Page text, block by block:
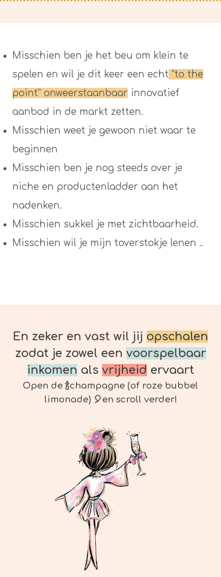
Misschien ben je het beu om klein te
spelen en wil je dit keer een echt “to the
point” onweerstaanbaar innovatief
aanbod in de markt zetten.
Misschien weet je gewoon niet waar te
beginnen
Misschien ben je nog steeds over je
niche en productenladder aan het
nadenken.
Misschien sukkel je met zichtbaarheid.
Misschien wil je mijn toverstokje lenen ..
En zeker en vast wil jij opschalen
zodat je zowel een voorspelbaar
inkomen als vrijheid ervaart
Open de 🍾champagne (of roze bubbel
limonade) 🎈en scroll verder!